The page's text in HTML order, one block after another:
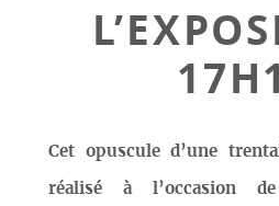
Cet opuscule d’une
réalisé à l’occasion